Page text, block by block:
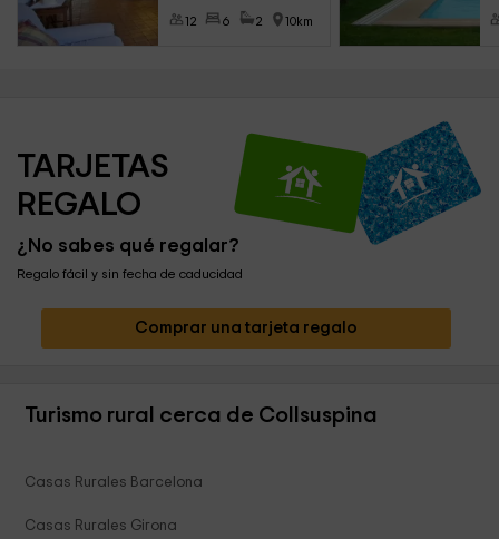
12 6 2 10km
TARJETAS
REGALO
¿No sabes qué regalar?
Regalo fácil y sin fecha de caducidad
Comprar una tarjeta regalo
Turismo rural cerca de Collsuspina
Casas Rurales Barcelona
Casas Rurales Girona